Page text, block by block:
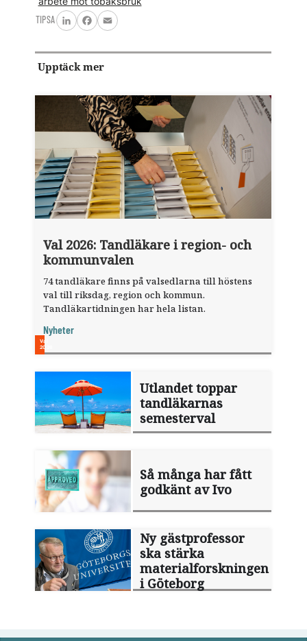
TIPSA
LinkedInFacebook
Email
Upptäck mer
Val 2026: Tandläkare i region- och
kommunvalen
74 tandläkare finns på valsedlarna till höstens
val till riksdag, region och kommun.
Tandläkartidningen har hela listan.
Nyheter
Utlandet toppar
tandläkarnas
semesterval
Så många har fått
godkänt av Ivo
Ny gästprofessor
ska stärka
materialforskningen
i Göteborg